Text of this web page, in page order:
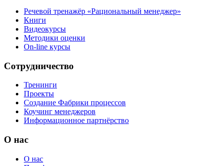
Речевой тренажёр «Рациональный менеджер»
Книги
Видеокурсы
Методики оценки
On-line курсы
Сотрудничество
Тренинги
Проекты
Создание Фабрики процессов
Коучинг менеджеров
Информационное партнёрство
О нас
О нас